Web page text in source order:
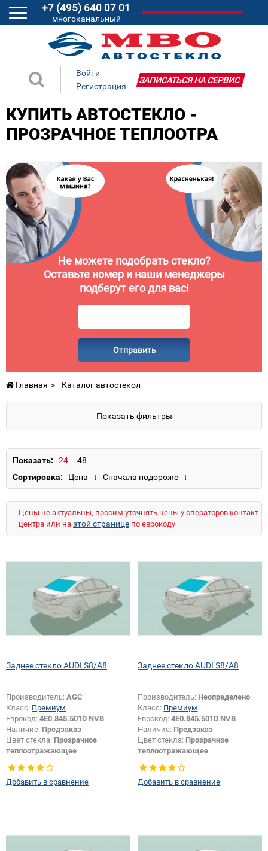
+7 (495) 640 07 01
многоканальный
Войти
Регистрация
ЗАПИСАТЬСЯ НА СЕРВИС
КУПИТЬ АВТОСТЕКЛО -
ПРОЗРАЧНОЕ ТЕПЛООТРА
Не можете подобрать стекло?
Оставьте номер и наши менеджеры
подберут его для вас!
Отправить
Главная Каталог автостекол
Показать фильтры
Показать:
Сортировка:
Цены не актуальны, просим уточнять цены у операторов контакт-
центра или на этой странице по еврокоду
Заднее стекло AUDI S8/A8
Производитель: AGC
Класс: Премиум
Еврокод: 4E0.845.501D NVB
Наличие: Предзаказ
Цвет стекла: Прозрачное
теплоотражающее
Тип стекла:Заднее стекло
Добавить в сравнение
Заднее стекло AUDI S8/A8
Производитель: Неопределено
Класс: Премиум
Еврокод:4E0.845.501D NVB
Наличие: Предзаказ
Цвет стекла: Прозрачное
теплоотражающее
Тип стекла:Заднее стекло
Добавить в сравнение